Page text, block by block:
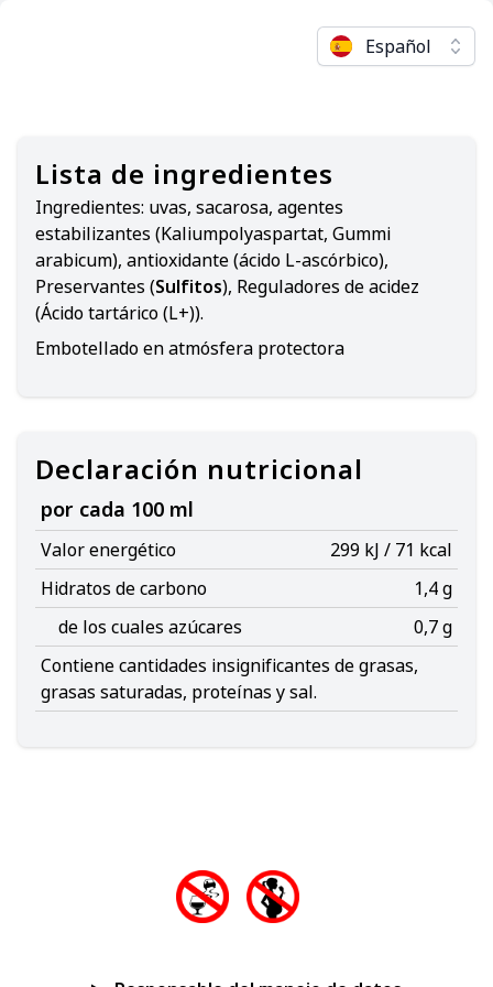
Español
Lista de ingredientes
Ingredientes: uvas, sacarosa, agentes
estabilizantes (Kaliumpolyaspartat, Gummi
arabicum), antioxidante (ácido L-ascórbico),
Preservantes (Sulfitos), Reguladores de acidez
(Ácido tartárico (L+)).
Embotellado en atmósfera protectora
Declaración nutricional
por cada 100 ml
Valor energético
299 kJ / 71 kcal
Hidratos de carbono
1,4 g
de los cuales azúcares
0,7 g
Contiene cantidades insignificantes de grasas,
grasas saturadas, proteínas y sal.